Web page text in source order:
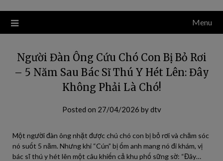
Menu
Người Đàn Ông Cứu Chó Con Bị Bỏ Rơi
– 5 Năm Sau Bác Sĩ Thú Y Hét Lên: Đây
Không Phải Là Chó!
Posted on 27/04/2026 bydtv
Một người đàn ông nhặt được chú chó con bị bỏ rơi và chăm sóc
nó suốt 5 năm. Nhưng khi “Cún” bị ốm anh mang nó đi khám, vị
bác sĩ thú y hét lên một câu khiến cả khu phố sững sờ: “Đây…